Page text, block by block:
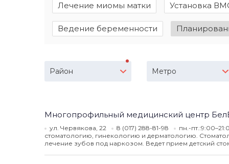
Лечение миомы матки Установка
Ведение беременности
Район Метро
Многопрофильный медицинский центр
ул. Червякова, 22 8 (017) 288-81-98 пн.-
стоматологию, гинекологию и дерматологию.
лечение зубов под наркозом. Ведет прием детский